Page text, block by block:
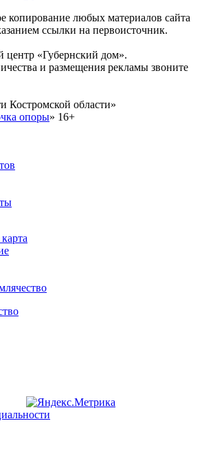
копирование любых материалов сайта
ссылки на первоисточник.
«Губернский дом».
и размещения рекламы звоните
Костромской области»
опоры» 16+